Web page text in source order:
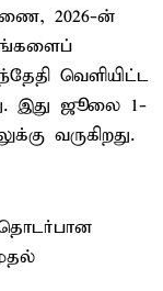
2026-ன்
வெளியிட்ட
இது ஜூலை 1-
வருகிறது.